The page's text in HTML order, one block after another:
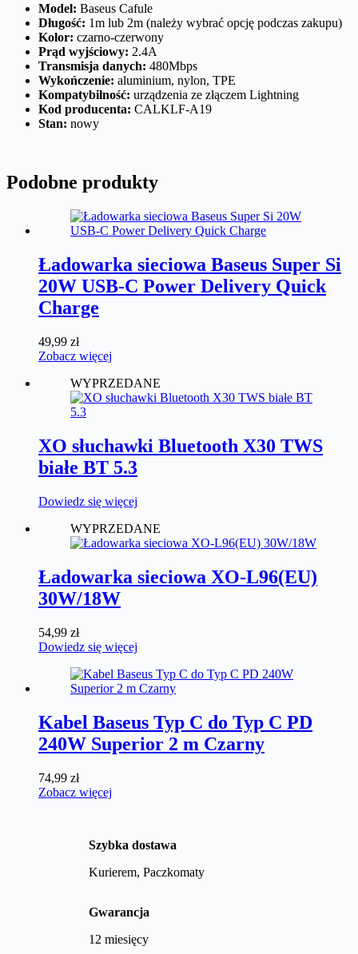
w
Model: Baseus Cafule
Długość: 1m lub 2m (należy wybrać opcję podczas zakupu)
Kolor: czarno-czerwony
Prąd wyjściowy: 2.4A
Transmisja danych: 480Mbps
Wykończenie: aluminium, nylon, TPE
Kompatybilność: urządzenia ze złączem Lightning
Kod producenta: CALKLF-A19
Stan: nowy
Podobne produkty
Ładowarka sieciowa Baseus Super Si
20W USB-C Power Delivery Quick
Charge
49,99 zł
Zobacz więcej
WYPRZEDANE
XO słuchawki Bluetooth X30 TWS
białe BT 5.3
Dowiedz się więcej
WYPRZEDANE
Ładowarka sieciowa XO-L96(EU)
30W/18W
54,99 zł
Dowiedz się więcej
Kabel Baseus Typ C do Typ C PD
240W Superior 2 m Czarny
74,99 zł
Zobacz więcej
Szybka dostawa
Kurierem, Paczkomaty
Gwarancja
12 miesięcy